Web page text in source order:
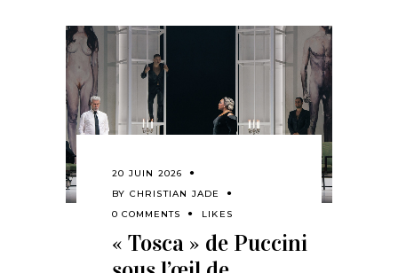
20 JUIN 2026
BY CHRISTIAN JADE
0 COMMENTS
LIKES
« Tosca » de Puccini